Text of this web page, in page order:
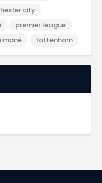
city
premier league
mané tottenham